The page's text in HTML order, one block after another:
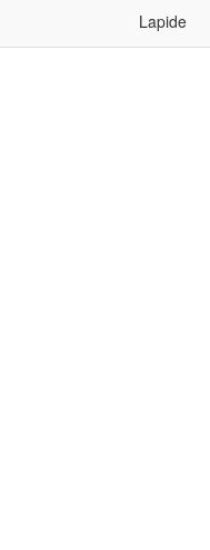
Lapide